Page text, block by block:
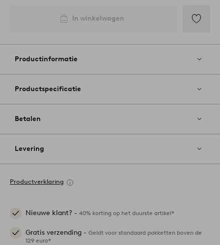
In winkelwagen
aan
Productinformatie
Productspecificatie
Betalen
Levering
Productverklaring
Nieuwe klant? - 40% korting op het duurste artikel*
Gratis verzending - Geldt voor standaard pakketten boven de
129 euro*